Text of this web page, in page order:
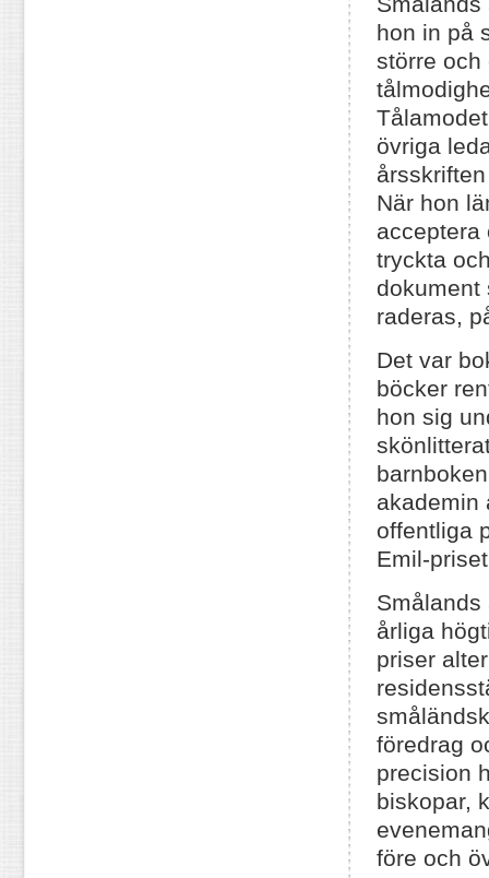
hon in på
större och
övriga
När hon
acceptera
tryckta
dokument
raderas,
Det var
böcker
hon sig
akademin
offentliga
Emil-
årliga
priser
föredrag
precision
biskopar,
före och